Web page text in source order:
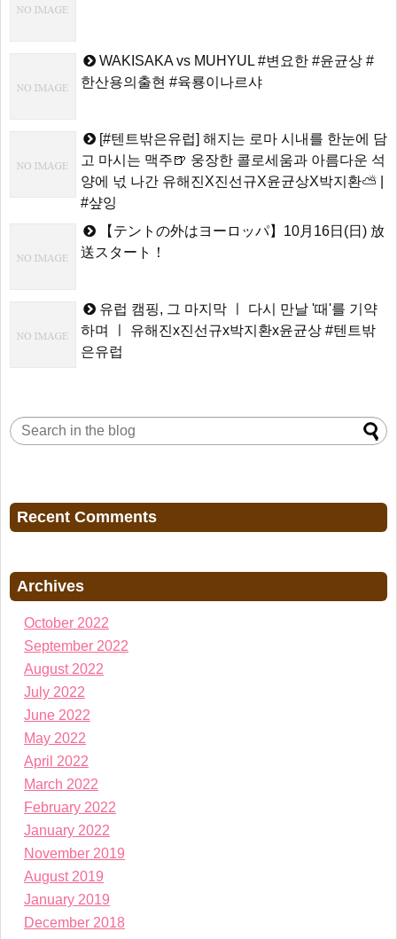
WAKISAKA vs MUHYUL #변요한 #윤균상 #
한산용의출현 #육룡이나르샤
[#텐트밖은유럽] 해지는 로마 시내를 한눈에 담
고 마시는 맥주🍺 웅장한 콜로세움과 아름다운 석
양에 넋 나간 유해진X진선규X윤균상X박지환⛅ |
#샾잉
【テントの外はヨーロッパ】10月16日(日) 放
送スタート！
유럽 캠핑, 그 마지막 ㅣ 다시 만날 '때'를 기약
하며 ㅣ 유해진x진선규x박지환x윤균상 #텐트밖
은유럽
Recent Comments
Archives
October 2022
September 2022
August 2022
July 2022
June 2022
May 2022
April 2022
March 2022
February 2022
January 2022
November 2019
August 2019
January 2019
December 2018